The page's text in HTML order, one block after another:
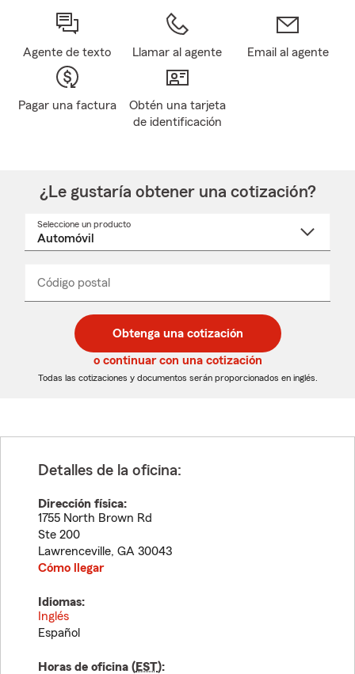
Agente de texto Llamar al agente Email al agente
Pagar una factura
Obtén una tarjeta
de identificación
¿Le gustaría obtener una cotización?
Seleccione un producto
desplegable
Código postal
de
5
dígitos
de
5
dígitos
_____
Obtenga una cotización
o continuar con una cotización
Todas las cotizaciones y documentos serán proporcionados en inglés.
Detalles de la oficina:
Dirección física:
1755 North Brown Rd
Ste 200
Lawrenceville, GA 30043
Cómo llegar
Idiomas:
Inglés
Español
Horas de oficina (EST):